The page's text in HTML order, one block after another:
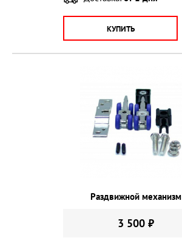
КУПИТЬ
Раздвижной механизм
3 500 ₽